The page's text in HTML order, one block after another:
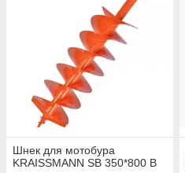
Шнек для мотобура
KRAISSMANN SB 350*800 B